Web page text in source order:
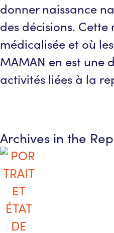
donner naissance
des décisions.
médicalisée et où
MAMAN en est une
activités liées à la
Archives in the